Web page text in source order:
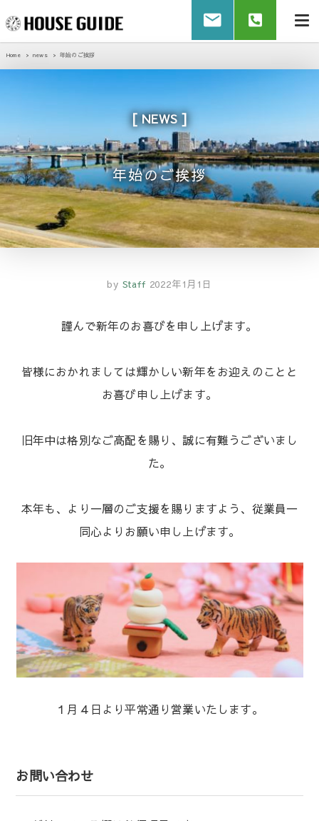
Home news 年始のご挨拶
NEWS
年始のご挨拶
by Staff 2022年1月1日
謹んで新年のお喜びを申し上げます。
皆様におかれましては輝かしい新年をお迎えのことと
お喜び申し上げます。
旧年中は格別なご高配を賜り、誠に有難うございまし
た。
本年も、より一層のご支援を賜りますよう、従業員一
同心よりお願い申し上げます。
１月４日より平常通り営業いたします。
お問い合わせ